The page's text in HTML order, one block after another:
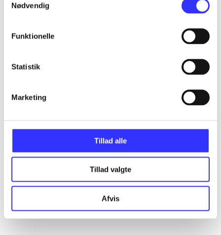
Nødvendig
Funktionelle
Statistik
Marketing
Tillad alle
Tillad valgte
Afvis
Artikler